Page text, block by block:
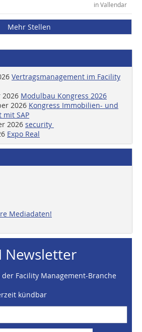
in Vallendar
Mehr Stellen
Vertragsmanagement im Facility
2026 Modulbau Kongress 2026
2026 Kongress Immobilien- und
mit SAP
2026 security
Expo Real
Mediadaten!
Newsletter
Facility Management-Branche
kündbar